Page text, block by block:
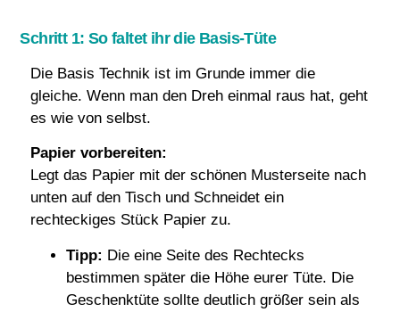
Schritt 1: So faltet ihr die Basis-Tüte
Die Basis Technik ist im Grunde immer die
gleiche. Wenn man den Dreh einmal raus hat, geht
es wie von selbst.
Papier vorbereiten:
Legt das Papier mit der schönen Musterseite nach
unten auf den Tisch und Schneidet ein
rechteckiges Stück Papier zu.
Tipp: Die eine Seite des Rechtecks
bestimmen später die Höhe eurer Tüte. Die
Geschenktüte sollte deutlich größer sein als